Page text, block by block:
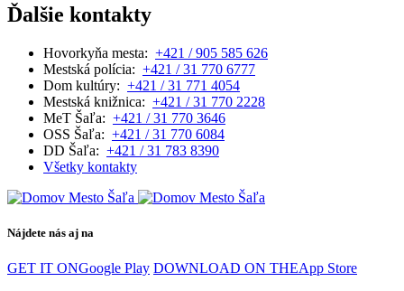
Ďalšie kontakty
Hovorkyňa mesta: +421 / 905 585 626
Mestská polícia: +421 / 31 770 6777
Dom kultúry: +421 / 31 771 4054
Mestská knižnica: +421 / 31 770 2228
MeT Šaľa: +421 / 31 770 3646
OSS Šaľa: +421 / 31 770 6084
DD Šaľa: +421 / 31 783 8390
Všetky kontakty
Nájdete nás aj na
GET IT ONGoogle Play DOWNLOAD ON THEApp Store